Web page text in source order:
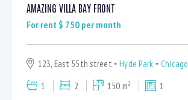
AMAZING VILLA BAY FRONT
For rent $ 750 per month
123, East 55th street Hyde Park
Chicago
1
2 150 m2 1